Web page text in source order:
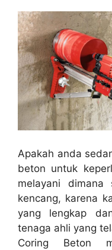
Apakah anda
beton untuk
melayani
kencang, karena
yang lengkap
tenaga ahli yang
Coring Beton